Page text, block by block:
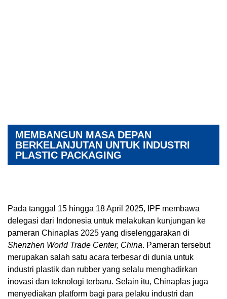
MEMBANGUN MASA DEPAN
BERKELANJUTAN UNTUK INDUSTRI
PLASTIC PACKAGING
Pada tanggal 15 hingga 18 April 2025, IPF membawa
delegasi dari Indonesia untuk melakukan kunjungan ke
pameran Chinaplas 2025 yang diselenggarakan di
Shenzhen World Trade Center, China. Pameran tersebut
merupakan salah satu acara terbesar di dunia untuk
industri plastik dan rubber yang selalu menghadirkan
inovasi dan teknologi terbaru. Selain itu, Chinaplas juga
menyediakan platform bagi para pelaku industri dan